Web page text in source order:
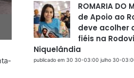
ROMARIA DO
de Apoio ao
deve acolher
fiéis na
Niquelândia
publicado em 30 30-03:00 julho 30-